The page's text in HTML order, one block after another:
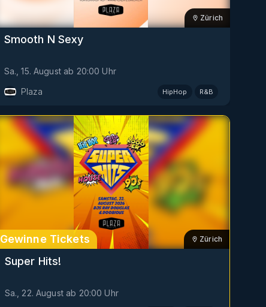
Zürich
Smooth N Sexy
Sa., 15. August ab 20:00 Uhr
Plaza
HipHop R&B
Gewinne Tickets Zürich
Super Hits!
Sa., 22. August ab 20:00 Uhr